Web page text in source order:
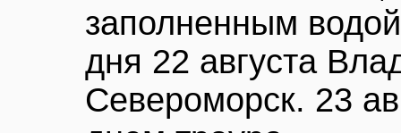
заполненным
дня 22 августа
Североморск. 23